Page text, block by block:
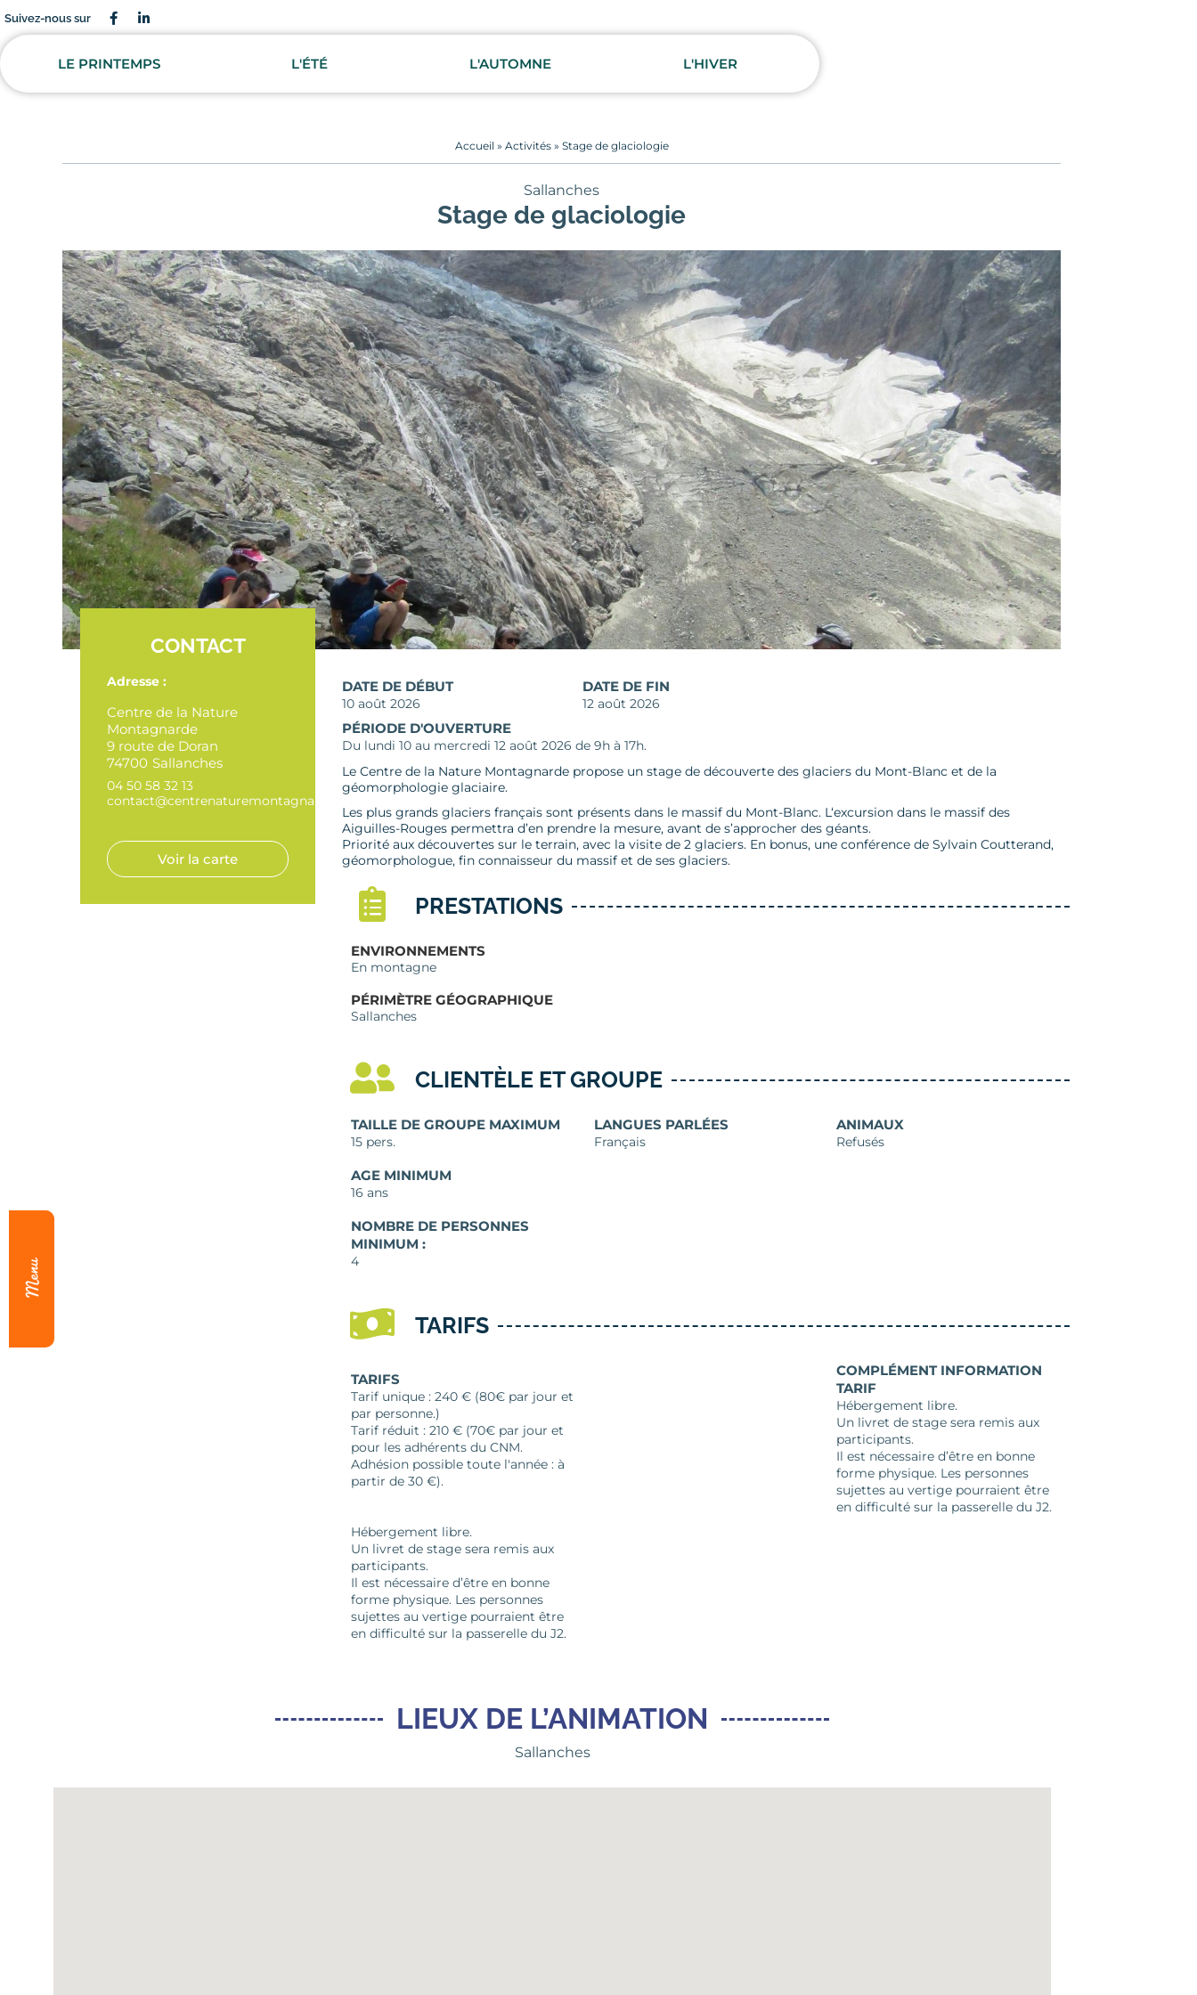
Suivez-nous sur
LE PRINTEMPS L'ÉTÉ L'AUTOMNE L'HIVER
Accueil » Activités» Stage de glaciologie
Sallanches
Stage de glaciologie
CONTACT
Adresse :
Centre de la Nature
Montagnarde
9 route de Doran
74700 Sallanches
04 50 58 32 13
contact@centrenaturemontagnarde.org
Voir la carte
DATE DE DÉBUT
10 août 2026
DATE DE FIN
12 août 2026
PÉRIODE D'OUVERTURE
Du lundi 10 au mercredi 12 août 2026 de 9h à 17h.
Le Centre de la Nature Montagnarde propose un stage de découverte des glaciers du Mont-Blanc et de la
géomorphologie glaciaire.
Les plus grands glaciers français sont présents dans le massif du Mont-Blanc. L‘excursion dans le massif des
Aiguilles-Rouges permettra d’en prendre la mesure, avant de s’approcher des géants.
Priorité aux découvertes sur le terrain, avec la visite de 2 glaciers. En bonus, une conférence de Sylvain Coutterand,
géomorphologue, fin connaisseur du massif et de ses glaciers.
PRESTATIONS
ENVIRONNEMENTS
En montagne
PÉRIMÈTRE GÉOGRAPHIQUE
Sallanches
CLIENTÈLE ET GROUPE
TAILLE DE GROUPE MAXIMUM
15 pers.
AGE MINIMUM
16 ans
NOMBRE DE PERSONNES
MINIMUM :
4
LANGUES PARLÉES
Français
ANIMAUX
Refusés
TARIFS
TARIFS
Tarif unique : 240 € (80€ par jour et
par personne.)
Tarif réduit : 210 € (70€ par jour et
pour les adhérents du CNM.
Adhésion possible toute l'année : à
partir de 30 €).
Hébergement libre.
Un livret de stage sera remis aux
participants.
Il est nécessaire d’être en bonne
forme physique. Les personnes
sujettes au vertige pourraient être
en difficulté sur la passerelle du J2.
COMPLÉMENT INFORMATION
TARIF
Hébergement libre.
Un livret de stage sera remis aux
participants.
Il est nécessaire d’être en bonne
forme physique. Les personnes
sujettes au vertige pourraient être
en difficulté sur la passerelle du J2.
LIEUX DE L’ANIMATION
Sallanches